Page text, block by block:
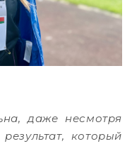
даже несмотря
который